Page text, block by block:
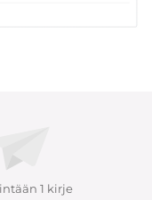
1 kirje